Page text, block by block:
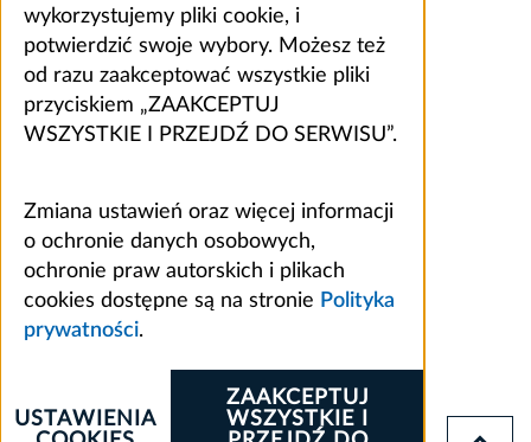
wykorzystujemy pliki cookie, i
potwierdzić swoje wybory. Możesz też
od razu zaakceptować wszystkie pliki
przyciskiem „ZAAKCEPTUJ
WSZYSTKIE I PRZEJDŹ DO SERWISU”.
Zmiana ustawień oraz więcej informacji
o ochronie danych osobowych,
ochronie praw autorskich i plikach
cookies dostępne są na stronie Polityka
prywatności.
ZAAKCEPTUJ
WSZYSTKIE I
USTAWIENIA